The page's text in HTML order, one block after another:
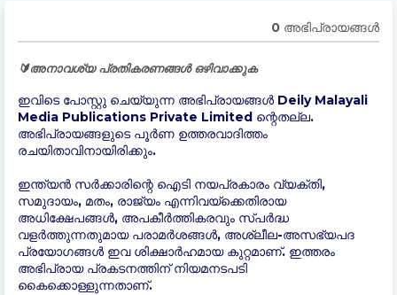
0 അഭിപ്രായങ്ങള്‍
🔰അനാവശ്യ പ്രതികരണങ്ങൾ ഒഴിവാക്കുക
ഇവിടെ പോസ്റ്റു ചെയ്യുന്ന അഭിപ്രായങ്ങൾ Deily Malayali
Media Publications Private Limited ന്റെതല്ല.
അഭിപ്രായങ്ങളുടെ പൂർണ ഉത്തരവാദിത്തം
രചയിതാവിനായിരിക്കും.
ഇന്ത്യന്‍ സർക്കാരിന്റെ ഐടി നയപ്രകാരം വ്യക്തി,
സമുദായം, മതം, രാജ്യം എന്നിവയ്ക്കെതിരായ
അധിക്ഷേപങ്ങൾ, അപകീർത്തികരവും സ്പർദ്ധ
വളർത്തുന്നതുമായ പരാമർശങ്ങൾ, അശ്ലീല-അസഭ്യപദ
പ്രയോഗങ്ങൾ ഇവ ശിക്ഷാർഹമായ കുറ്റമാണ്. ഇത്തരം
അഭിപ്രായ പ്രകടനത്തിന് നിയമനടപടി
കൈക്കൊള്ളുന്നതാണ്.